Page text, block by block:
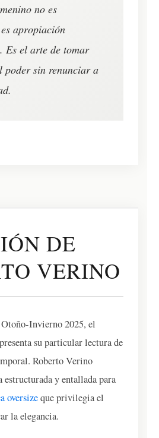
no es
apropiación
Es el arte de tomar
poder sin renunciar a
DE
VERINO
Invierno 2025, el
su particular lectura de
Roberto Verino
estructurada y entallada para
oversizeque privilegia el
la elegancia.